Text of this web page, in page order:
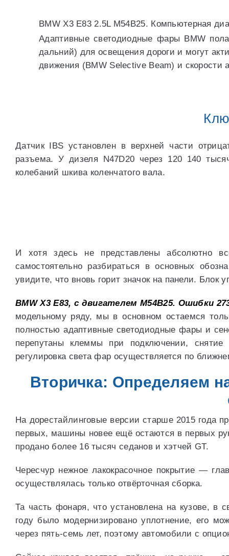
BMW X3 E83 2.5L M54B25. Компьютерная
Адаптивные светодиодные фары BMW
дальний) для освещения дороги и могут
движения (BMW Selective Beam) и скорости
Датчик IBS установлен в верхней части
разъема. У дизеля N47D20 через 120 140
колебаний шкива коленчатого вала.
И хотя здесь не представлены абсолютно
самостоятельно разбираться в основных
увидите, что вновь горит значок на панели. Блок
BMW X3 E83, с двигателем M54B25. Ошибки
модельному ряду, мы в основном остаемся
полностью адаптивные светодиодные фары и
перепутаны клеммы при подключении,
регулировка света фар осуществляется по
Вторичка: Определяем
На дорестайлинговые версии старше 2015 года
первых, машины новее ещё остаются в первых
продано более 16 тысяч седанов и хэтчей GT.
Чересчур нежное лакокрасочное покрытие —
осуществлялась только отвёрточная сборка.
Та часть фонаря, что установлена на кузове, в
году было модернизировано уплотнение, его
через пять-семь лет, поэтому автомобили с